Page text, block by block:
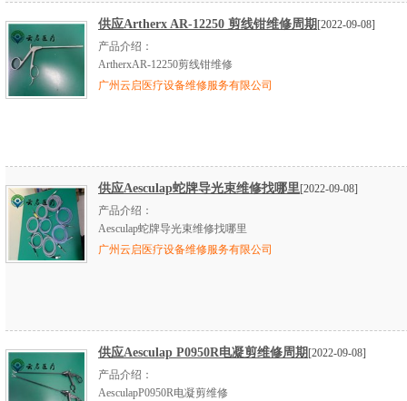
供应Artherx AR-12250 剪线钳维修周期 [2022-09-08]
产品介绍：
ArtherxAR-12250剪线钳维修
广州云启医疗设备维修服务有限公司
供应Aesculap蛇牌导光束维修找哪里[2022-09-08]
产品介绍：
Aesculap蛇牌导光束维修找哪里
广州云启医疗设备维修服务有限公司
供应Aesculap P0950R电凝剪维修周期 [2022-09-08]
产品介绍：
AesculapP0950R电凝剪维修